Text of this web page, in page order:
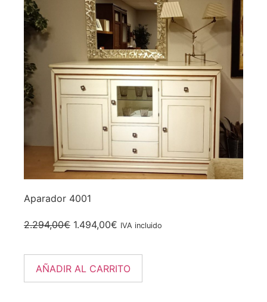
Aparador 4001
2.294,00€ 1.494,00€ IVA incluido
AÑADIR AL CARRITO